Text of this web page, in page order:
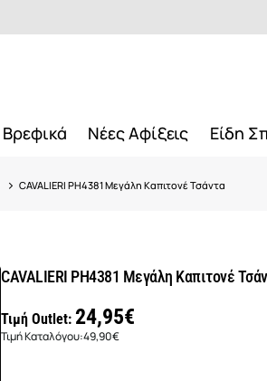
Βρεφικά Νέες Αφίξεις Είδη
CAVALIERI PH4381 Μεγάλη Καπιτονέ Τσάντα
CAVALIERI PH4381 Μεγάλη Καπιτονέ
Τιμή Outlet: 24,95€
Τιμή Καταλόγου:49,90€